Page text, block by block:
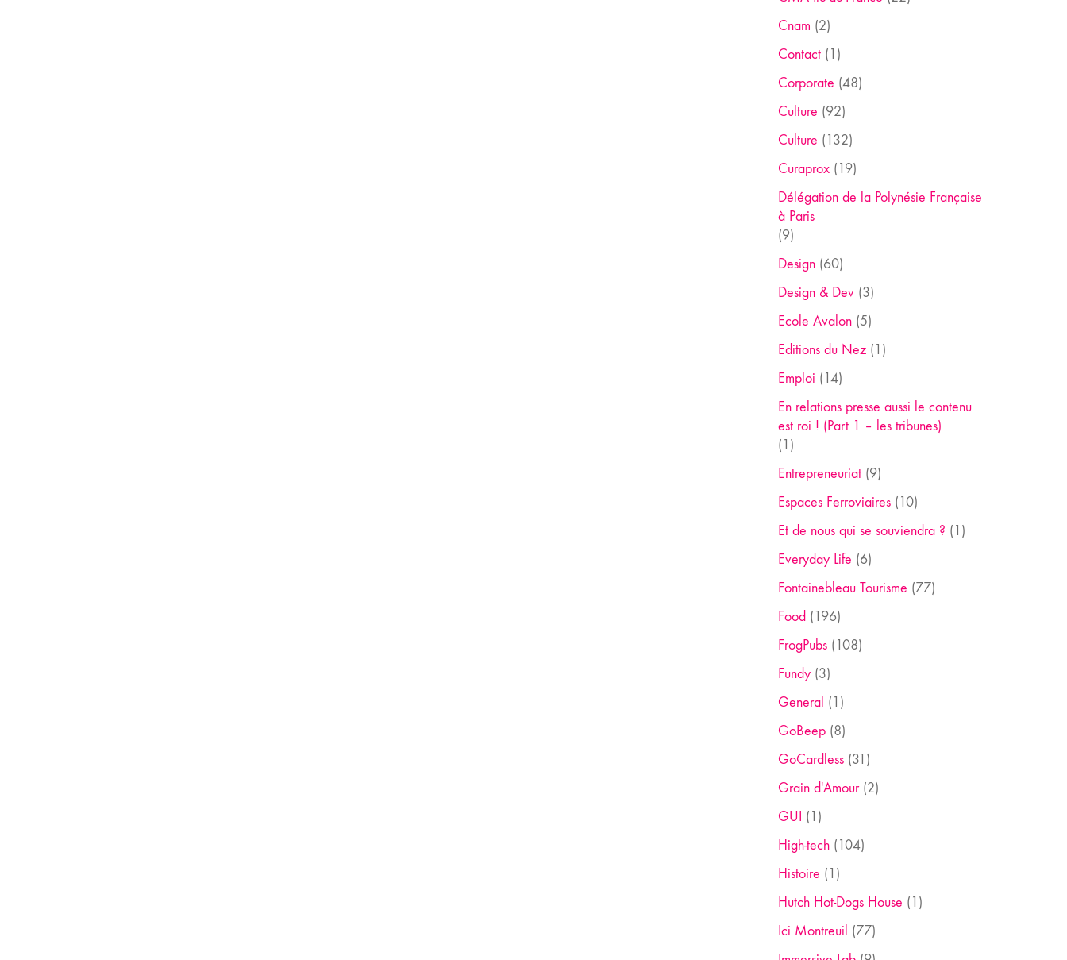
Cnam (2)
Contact(1)
Corporate (48)
Culture (92)
Culture (132)
Curaprox(19)
Délégation de la Polynésie Française
à Paris
(9)
Design(60)
Design & Dev(3)
Ecole Avalon(5)
Editions du Nez(1)
Emploi (14)
En relations presse aussi le contenu
est roi ! (Part 1 – les tribunes)
(1)
Entrepreneuriat(9)
Espaces Ferroviaires(10)
Et de nous qui se souviendra ? (1)
Everyday Life (6)
Fontainebleau Tourisme (77)
Food (196)
FrogPubs(108)
Fundy(3)
General (1)
GoBeep(8)
GoCardless(31)
Grain d'Amour(2)
GUI (1)
High-tech(104)
Histoire (1)
Hutch Hot-Dogs House (1)
Ici Montreuil (77)